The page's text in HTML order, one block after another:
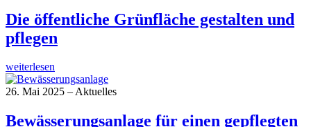
Die öffentliche Grünfläche gestalten und
pflegen
weiterlesen
26. Mai 2025 – Aktuelles
Bewässerungsanlage für einen gepflegten